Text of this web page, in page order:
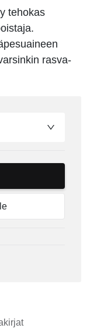
tehokas
rasva-